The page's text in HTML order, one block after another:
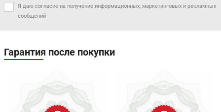
Я даю согласие на получение информационных, маркетинговых и рекламных
сообщений
Гарантия после покупки